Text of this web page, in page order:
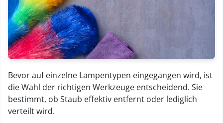
Bevor auf einzelne Lampentypen eingegangen wird, ist
die Wahl der richtigen Werkzeuge entscheidend. Sie
bestimmt, ob Staub effektiv entfernt oder lediglich
verteilt wird.